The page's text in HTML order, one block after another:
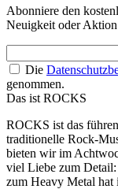
Abonniere den
Neuigkeit oder
Die
genommen.
Das ist ROCKS
ROCKS ist das
traditionelle Rock-
bieten wir im
viel Liebe zum
zum Heavy Metal hat